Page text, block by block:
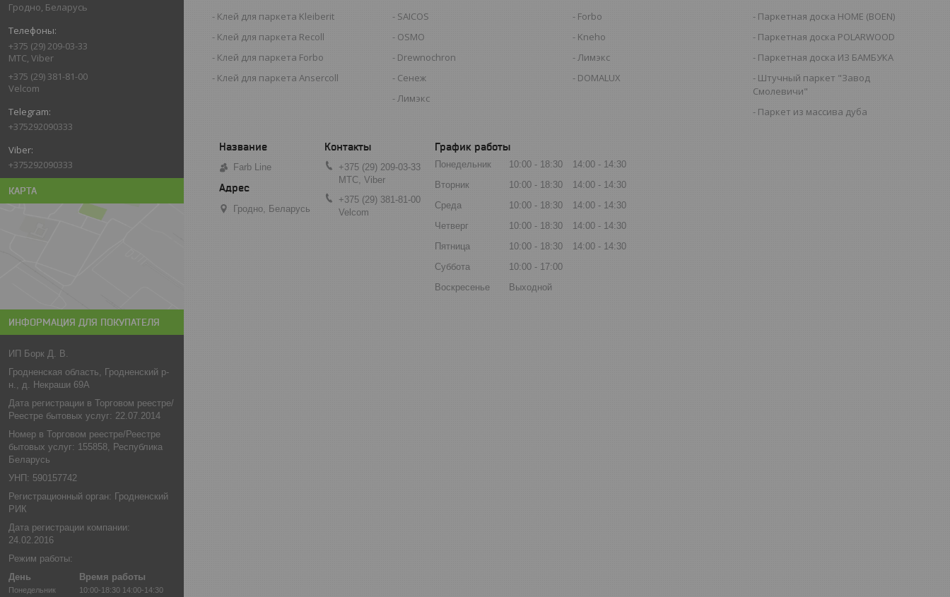
Гродно, Беларусь
+375 (29) 209-03-33
МТС, Viber
+375 (29) 381-81-00
Velcom
+375292090333
+375292090333
КАРТА
ИНФОРМАЦИЯ ДЛЯ ПОКУПАТЕЛЯ
ИП Борк Д. В.
Гродненская область, Гродненский р-
н., д. Некраши 69А
Дата регистрации в Торговом реестре/
Реестре бытовых услуг: 22.07.2014
Номер в Торговом реестре/Реестре
бытовых услуг: 155858, Республика
Беларусь
УНП: 590157742
Регистрационный орган: Гродненский
РИК
Дата регистрации компании:
24.02.2016
Режим работы:
День
Время работы
Понедельник 10:00-18:30 14:00-14:30
Клей для паркета Kleiberit
Клей для паркета Recoll
Клей для паркета Forbo
Клей для паркета Ansercoll
SAICOS
OSMO
Drewnochron
Сенеж
Лимэкс
Forbo
Kneho
Лимэкс
DOMALUX
Паркетная доска HOME (BOEN)
Паркетная доска POLARWOOD
Паркетная доска ИЗ БАМБУКА
Штучный паркет "Завод
Смолевичи"
Паркет из массива дуба
Farb Line
Гродно, Беларусь
+375 (29) 209-03-33
МТС, Viber
+375 (29) 381-81-00
Velcom
График работы
Понедельник 10:00 18:30 14:00
14:30
Вторник
10:00 18:30 14:00
14:30
Среда
10:00 18:30 14:00
14:30
Четверг
10:00 18:30 14:00
14:30
Пятница
10:00 18:30 14:00
14:30
Суббота
10:00
17:00
Воскресенье
Выходной